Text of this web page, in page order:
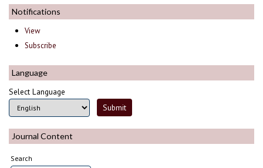
Notifications
View
Subscribe
Language
Select Language
Journal Content
Search